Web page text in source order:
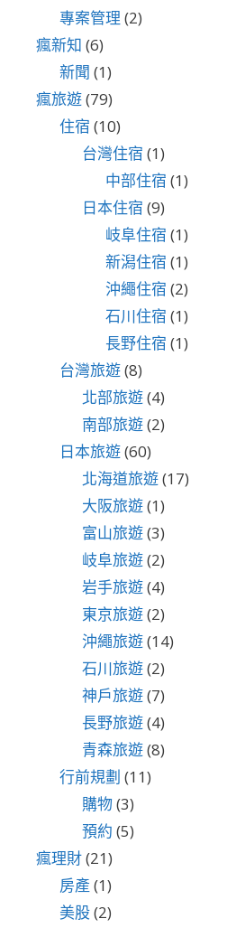
專案管理 (2)
瘋新知 (6)
新聞 (1)
瘋旅遊(79)
住宿 (10)
台灣住宿 (1)
中部住宿 (1)
日本住宿 (9)
岐阜住宿 (1)
新潟住宿 (1)
沖繩住宿 (2)
石川住宿 (1)
長野住宿 (1)
台灣旅遊(8)
北部旅遊(4)
南部旅遊(2)
日本旅遊(60)
北海道旅遊(17)
大阪旅遊(1)
富山旅遊(3)
岐阜旅遊(2)
岩手旅遊(4)
東京旅遊(2)
沖繩旅遊(14)
石川旅遊(2)
神戶旅遊(7)
長野旅遊(4)
青森旅遊(8)
行前規劃 (11)
購物(3)
預約 (5)
瘋理財(21)
房產 (1)
美股(2)